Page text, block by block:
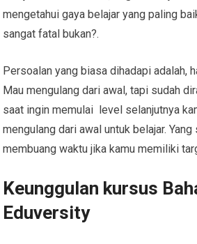
mengetahui gaya belajar yang paling
sangat fatal bukan?.
Persoalan yang biasa dihadapi adalah,
Mau mengulang dari awal, tapi sudah
saat ingin memulai level selanjutnya
mengulang dari awal untuk belajar.
membuang waktu jika kamu memiliki
Keunggulan kursus
Eduversity